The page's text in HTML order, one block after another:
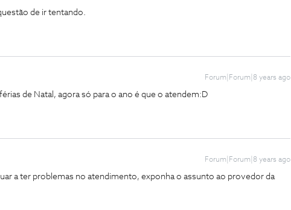
de ir tentando.
Forum|Forum|8 years ago
de Natal, agora só para o ano é que o atendem:D
Forum|Forum|8 years ago
a ter problemas no atendimento, exponha o assunto ao provedor da